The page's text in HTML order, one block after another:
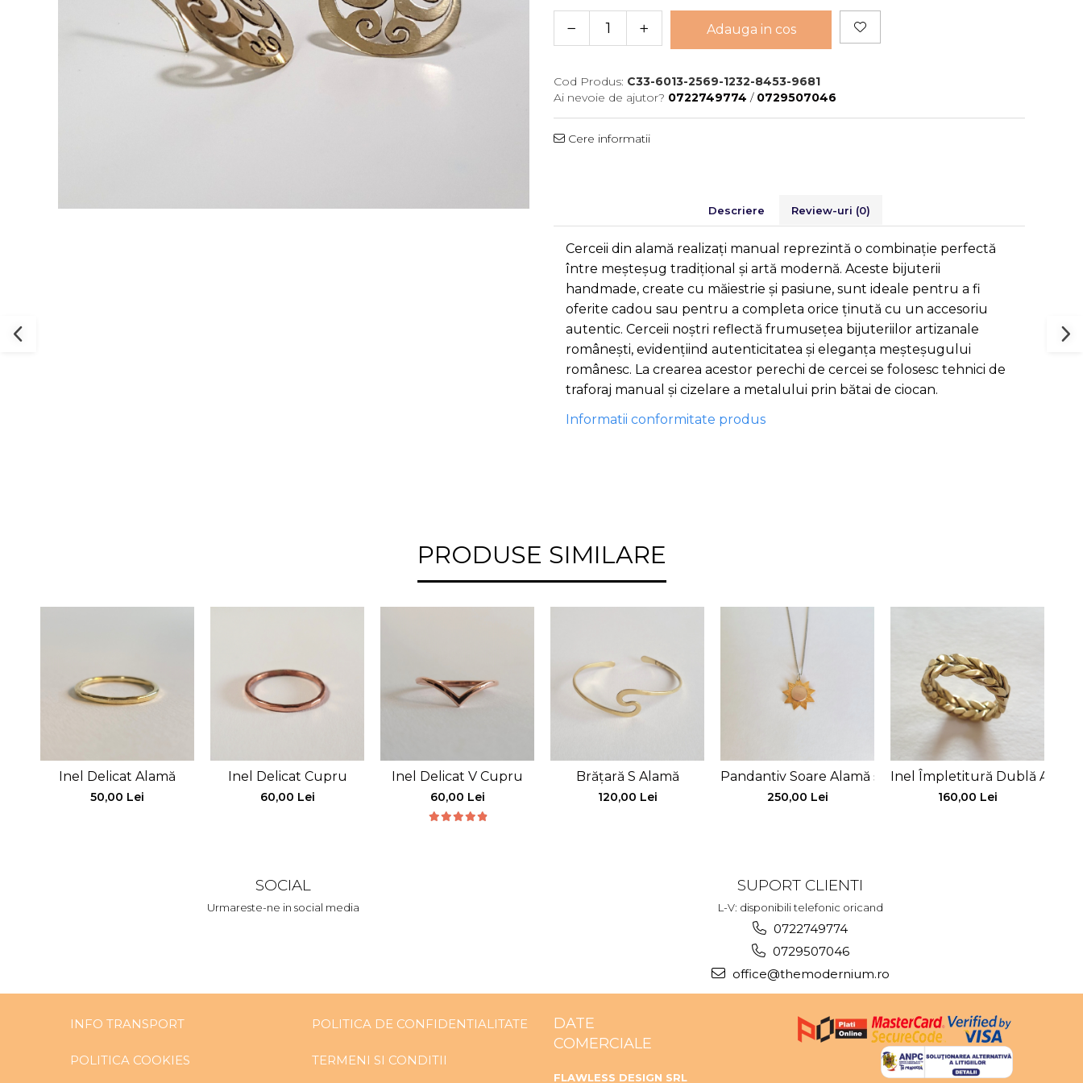
Adauga in cos
Cod Produs: C33-6013-2569-1232-8453-9681
Ai nevoie de ajutor? 0722749774 / 0729507046
Cere informatii
Descriere Review-uri (0)
Cerceii din alamă realizați manual reprezintă o combinație perfectă
între meșteșug tradițional și artă modernă. Aceste bijuterii
handmade, create cu măiestrie și pasiune, sunt ideale pentru a fi
oferite cadou sau pentru a completa orice ținută cu un accesoriu
autentic. Cerceii noștri reflectă frumusețea bijuteriilor artizanale
românești, evidențiind autenticitatea și eleganța meșteșugului
românesc. La crearea acestor perechi de cercei se folosesc tehnici de
traforaj manual și cizelare a metalului prin bătai de ciocan.
Informatii conformitate produs
PRODUSE SIMILARE
Inel Delicat Alamă
50,00 Lei
Inel Delicat Cupru
60,00 Lei
Inel Delicat V Cupru
60,00 Lei
Brățară S Alamă
120,00 Lei
Pandantiv Soare Alamă și Argint
250,00 Lei
Inel Împletitură Dublă Alamă
160,00 Lei
SOCIAL
Urmareste-ne in social media
SUPORT CLIENTI
L-V: disponibili telefonic oricand
0722749774
0729507046
office@themodernium.ro
INFO TRANSPORT
POLITICA COOKIES
POLITICA DE CONFIDENTIALITATE
TERMENI SI CONDITII
DATE
COMERCIALE
FLAWLESS DESIGN SRL